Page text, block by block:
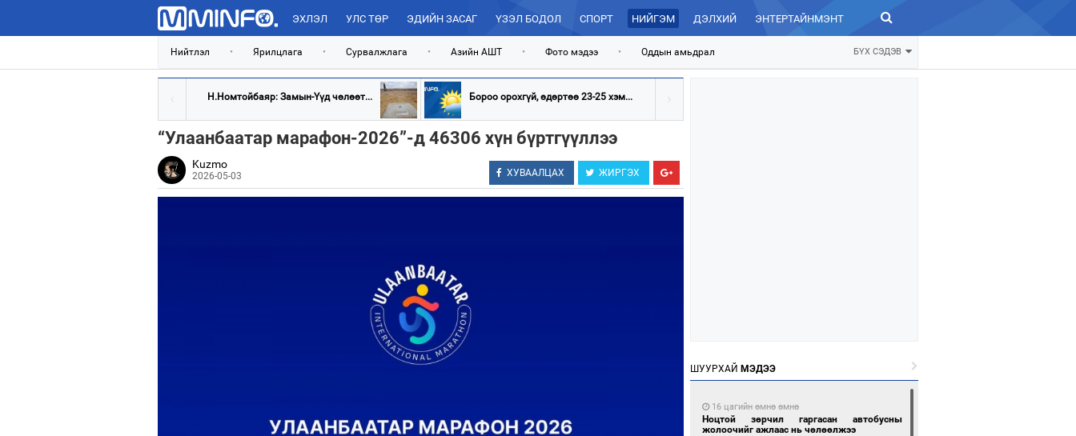
ЭХЛЭЛ УЛС ТӨР ЭДИЙН ЗАСАГ ҮЗЭЛ БОДОЛ СПОРТ НИЙГЭМ ДЭЛХИЙ ЭНТЕРТАЙНМЭНТ ЗУРХАЙ
Нийтлэл • Ярилцлага • Сурвалжлага • Азийн АШТ • Фото мэдээ • Оддын амьдрал БҮХ СЭДЭВ
Н.Номтойбаяр: Замын-Үүд чөлөөт... Бороо орохгүй, өдөртөө 23-25 хэм...
“Улаанбаатар марафон-2026”-д 46306 хүн бүртгүүллээ
Kuzmo
2026-05-03 ХУВААЛЦАХ ЖИРГЭХ
ШУУРХАЙ МЭДЭЭ
16 цагийн өмнө өмнө
Ноцтой зөрчил гаргасан автобусны
жолоочийг ажлаас нь чөлөөлжээ